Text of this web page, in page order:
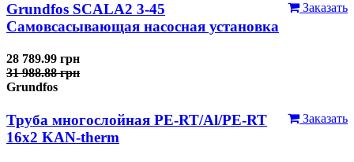
Заказать
Grundfos SCALA2 3-45
Самовсасывающая насосная установка
28 789.99 грн
31 988.88 грн
Grundfos
Заказать
Труба многослойная PE-RT/Al/PE-RT
16x2 KAN-therm